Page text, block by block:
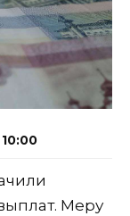
Меру